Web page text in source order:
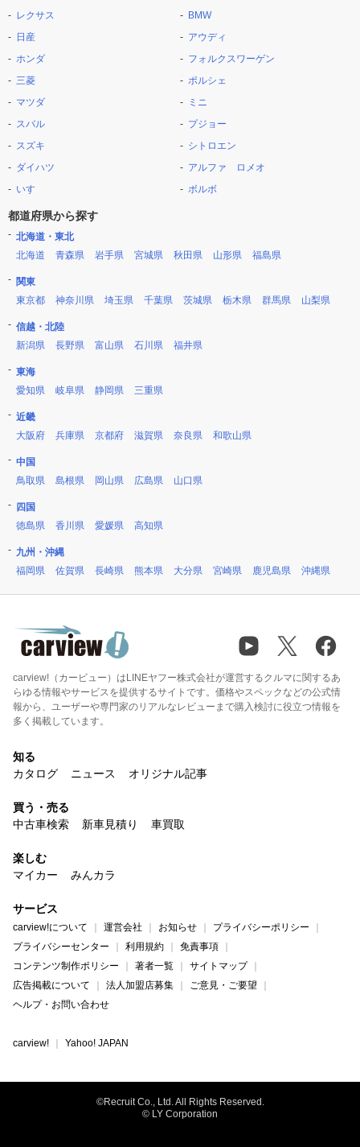
レクサス
日産
ホンダ
三菱
マツダ
スバル
スズキ
ダイハツ
いすゞ
BMW
アウディ
フォルクスワーゲン
ポルシェ
ミニ
プジョー
シトロエン
アルファ ロメオ
ボルボ
都道府県から探す
北海道・東北
北海道
青森県 岩手県 宮城県 秋田県 山形県 福島県
関東
東京都
神奈川県 埼玉県 千葉県 茨城県 栃木県 群馬県 山梨県
信越・北陸
新潟県
長野県 富山県 石川県 福井県
東海
愛知県
岐阜県 静岡県 三重県
近畿
大阪府
兵庫県 京都府 滋賀県 奈良県 和歌山県
中国
鳥取県
島根県 岡山県 広島県 山口県
四国
徳島県
香川県 愛媛県 高知県
九州・沖縄
福岡県
佐賀県 長崎県 熊本県 大分県 宮崎県 鹿児島県 沖縄県
carview!（カービュー）はLINEヤフー株式会社が運営するクルマに関するあ
らゆる情報やサービスを提供するサイトです。価格やスペックなどの公式情
報から、ユーザーや専門家のリアルなレビューまで購入検討に役立つ情報を
多く掲載しています。
知る
カタログ
ニュース オリジナル記事
買う・売る
中古車検索
新車見積り 車買取
楽しむ
マイカー
みんカラ
サービス
carview!について 運営会社 お知らせ
プライバシーポリシー
プライバシーセンター
利用規約
免責事項
コンテンツ制作ポリシー
著者一覧
サイトマップ
広告掲載について
法人加盟店募集
ご意見・ご要望
ヘルプ・お問い合わせ
carview! Yahoo! JAPAN
©Recruit Co., Ltd. All Rights Reserved.
© LY Corporation